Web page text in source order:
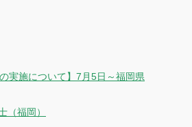
実施について】7月5日～福岡県
（福岡）